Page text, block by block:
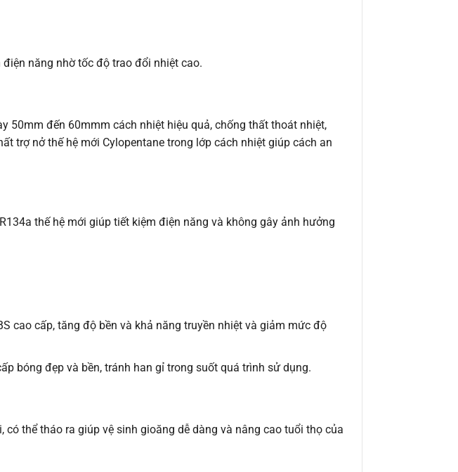
năng nhờ tốc độ trao đổi nhiệt cao.
50mm đến 60mmm cách nhiệt hiệu quả, chống thất thoát nhiệt,
trợ nở thế hệ mới Cylopentane trong lớp cách nhiệt giúp cách an
thế hệ mới giúp tiết kiệm điện năng và không gây ảnh hưởng
cao cấp, tăng độ bền và khả năng truyền nhiệt và giảm mức độ
bóng đẹp và bền, tránh han gỉ trong suốt quá trình sử dụng.
thể tháo ra giúp vệ sinh gioăng dễ dàng và nâng cao tuổi thọ của